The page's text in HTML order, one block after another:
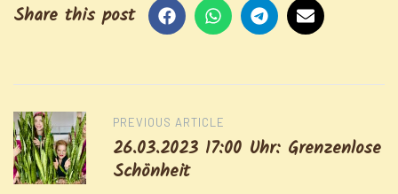
Share this post
Post
navigation
PREVIOUS ARTICLE
26.03.2023 17:00 Uhr: Grenzenlose
Schönheit